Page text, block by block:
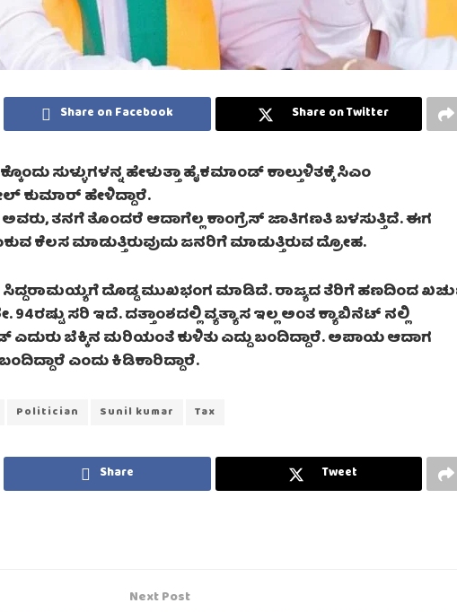
Share on Facebook Share on Twitter
ಸುಳ್ಳುಗಳನ್ನ‌ ಹೇಳುತ್ತಾ ಹೈಕಮಾಂಡ್ ಕಾಲ್ತುಳಿತಕ್ಕೆ ಸಿಎಂ
ಕುಮಾರ್ ಹೇಳಿದ್ದಾರೆ.
ತನಗೆ ತೊಂದರೆ ಆದಾಗೆಲ್ಲ ಕಾಂಗ್ರೆಸ್ ಜಾತಿಗಣತಿ ಬಳಸುತ್ತಿದೆ. ಈಗ
ಕೆಲಸ ಮಾಡುತ್ತಿರುವುದು ಜನರಿಗೆ ಮಾಡುತ್ತಿರುವ ದ್ರೋಹ.
ದೊಡ್ಡ ಮುಖಭಂಗ ಮಾಡಿದೆ. ರಾಜ್ಯದ ತೆರಿಗೆ ಹಣದಿಂದ
ಸರಿ ಇದೆ. ದತ್ತಾಂಶದಲ್ಲಿ ವ್ಯತ್ಯಾಸ ಇಲ್ಲ ಅಂತ ಕ್ಯಾಬಿನೆಟ್ ನಲ್ಲಿ
ಎದುರು ಬೆಕ್ಕಿನ ಮರಿಯಂತೆ ಕುಳಿತು ಎದ್ದು ಬಂದಿದ್ದಾರೆ. ಅಪಾಯ ಆದಾಗ
ಎಂದು ಕಿಡಿಕಾರಿದ್ದಾರೆ.
Politician Sunil kumar Tax
Share Tweet
Next Post